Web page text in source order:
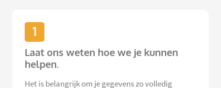
1
Laat ons weten hoe we je kunnen
helpen.
Het is belangrijk om je gegevens zo volledig